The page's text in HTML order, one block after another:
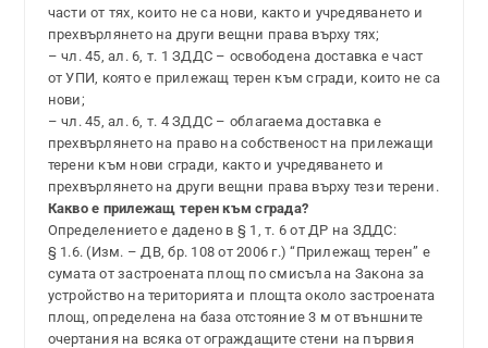
части от тях, които не са нови, както и учредяването и
прехвърлянето на други вещни права върху тях;
– чл. 45, ал. 6, т. 1 ЗДДС – освободена доставка е част
от УПИ, която е прилежащ терен към сгради, които не са
нови;
– чл. 45, ал. 6, т. 4 ЗДДС – облагаема доставка е
прехвърлянето на право на собственост на прилежащи
терени към нови сгради, както и учредяването и
прехвърлянето на други вещни права върху тези терени.
Какво е прилежащ терен към сграда?
Определението е дадено в § 1, т. 6 от ДР на ЗДДС:
§ 1.6. (Изм. – ДВ, бр. 108 от 2006 г.) “Прилежащ терен” е
сумата от застроената площ по смисъла на Закона за
устройство на територията и площта около застроената
площ, определена на база отстояние 3 м от външните
очертания на всяка от ограждащите стени на първия